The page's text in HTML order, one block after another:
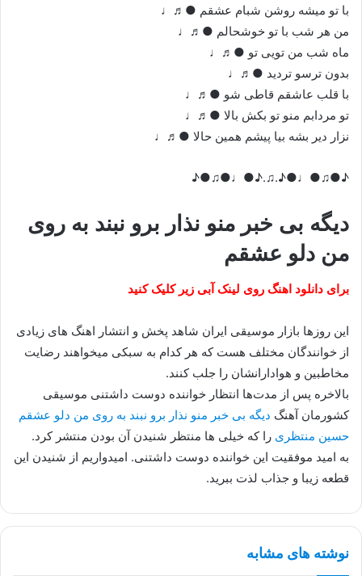
با تو میشه روشن شبام عشقم ●♬♩
من هر شب با تو خوشحالم ●♬♩
ماه شب من تویی تو ●♬♩
بدون ترسو تردید ●♬♩
با قلب عاشقم قاطی شو ●♬♩
تو مردابم منو تو بکش بالا ●♬♩
نزار دیر بشه بیا پیشم همین حالا ●♬♩
♪●♫●♩●♪.♫.♪●♩●♫●♪
دیگه بی خبر منو نذار برو نبند به روی
من دلو عشقم
برای دانلود اهنگ روی لینک آبی زیر کلیک کنید
این روزها بازار موسیقی ایران شاهد پخش و انتشار اهنگ های زیادی
از خوانندگان مختلف هست که هر کدام به سبکی میخواهند رضایت
مخاطبین و هوادارانشان را جلب کنند.
بالاخره پس از مدت‌ها انتظار خواننده دوست داشتنی موسیقی
کشورمان آهنگ دیگه بی خبر منو نذار برو نبند به روی من دلو عشقم
حسین منتظری را که خیلی ها منتظر شنیدن آن بودن منتشر کرد.
به امید موفقیت این خواننده دوست داشتنی. امیدواریم از شنیدن این
قطعه زیبا و جذاب لذت ببرید.
نوشته های مشابه